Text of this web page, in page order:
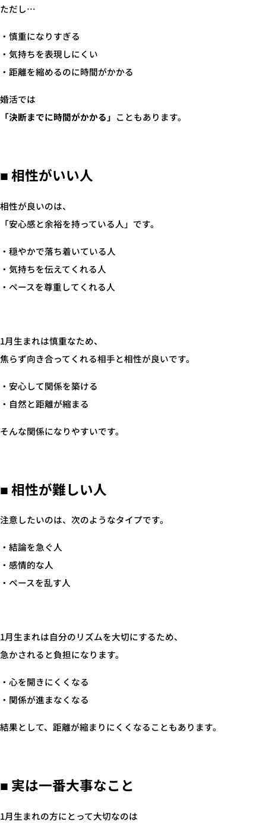
ただし…
・慎重になりすぎる
・気持ちを表現しにくい
・距離を縮めるのに時間がかかる
婚活では
「決断までに時間がかかる」 こともあります。
■ 相性がいい人
相性が良いのは、
「安心感と余裕を持っている人」です。
・穏やかで落ち着いている人
・気持ちを伝えてくれる人
・ペースを尊重してくれる人
1月生まれは慎重なため、
焦らず向き合ってくれる相手と相性が良いです。
・安心して関係を築ける
・自然と距離が縮まる
そんな関係になりやすいです。
■ 相性が難しい人
注意したいのは、次のようなタイプです。
・結論を急ぐ人
・感情的な人
・ペースを乱す人
1月生まれは自分のリズムを大切にするため、
急かされると負担になります。
・心を開きにくくなる
・関係が進まなくなる
結果として、距離が縮まりにくくなることもあります。
■ 実は一番大事なこと
1月生まれの方にとって大切なのは